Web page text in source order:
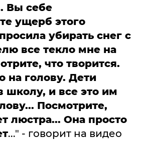
Вы себе
ущерб этого
убирать снег с
все текло мне на
что творится.
на голову. Дети
школу, и все это им
Посмотрите,
люстра... Она просто
..." - говорит на видео